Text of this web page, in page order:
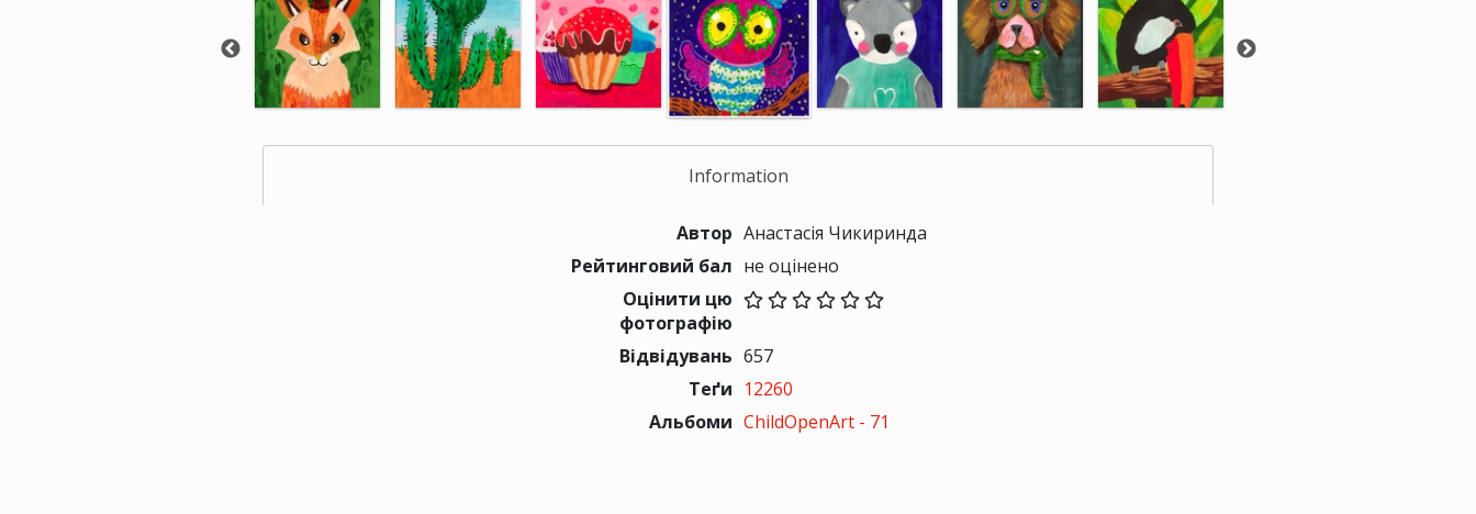
Information
Автор Анастасія Чикиринда
Рейтинговий бал не оцінено
Оцінити цю
фотографію
Відвідувань 657
Теґи 12260
Альбоми ChildOpenArt - 71